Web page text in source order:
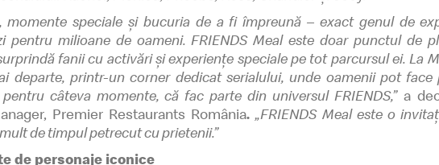
momente speciale și bucuria de a fi împreună – exact genul de
pentru milioane de oameni. FRIENDS Meal este doar punctul de
fanii cu activări și experiențe speciale pe tot parcursul ei. La
departe, printr-un corner dedicat serialului, unde oamenii pot face
câteva momente, că fac parte din universul FRIENDS,”a
Premier Restaurants România. „FRIENDS Meal este o
de timpul petrecut cu prietenii.”
de personaje iconice